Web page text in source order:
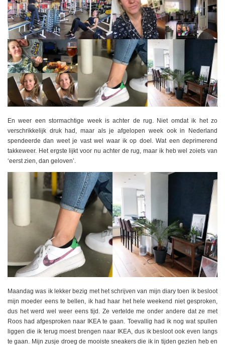
En weer een stormachtige week is achter de rug. Niet omdat ik het zo
verschrikkelijk druk had, maar als je afgelopen week ook in Nederland
spendeerde dan weet je vast wel waar ik op doel. Wat een deprimerend
takkeweer. Het ergste lijkt voor nu achter de rug, maar ik heb wel zoiets van
‘eerst zien, dan geloven’.
Maandag was ik lekker bezig met het schrijven van mijn diary toen ik besloot
mijn moeder eens te bellen, ik had haar het hele weekend niet gesproken,
dus het werd wel weer eens tijd. Ze vertelde me onder andere dat ze met
Roos had afgesproken naar IKEA te gaan. Toevallig had ik nog wat spullen
liggen die ik terug moest brengen naar IKEA, dus ik besloot ook even langs
te gaan. Mijn zusje droeg de mooiste sneakers die ik in tijden gezien heb en